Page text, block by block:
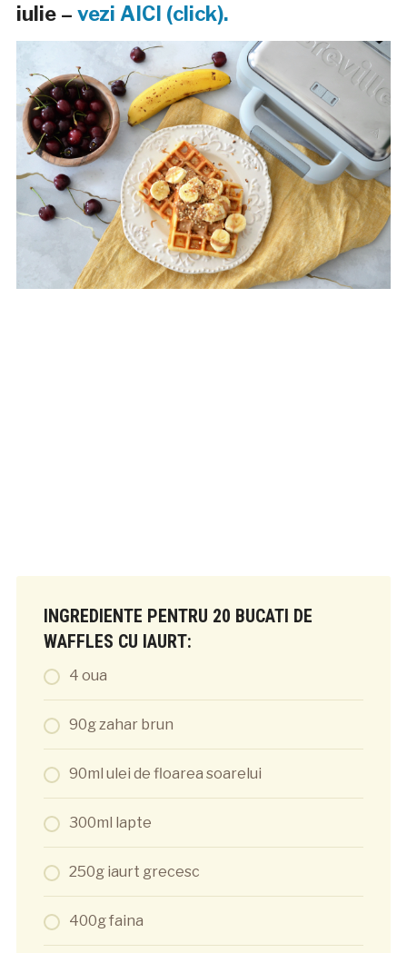
iulie – vezi AICI (click).
INGREDIENTE PENTRU 20 BUCATI DE
WAFFLES CU IAURT:
4 oua
90g zahar brun
90ml ulei de floarea soarelui
300ml lapte
250g iaurt grecesc
400g faina